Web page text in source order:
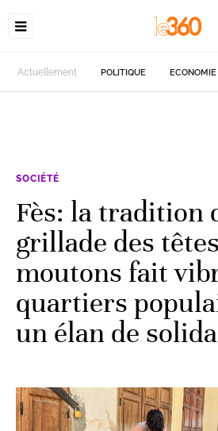
Actuellement POLITIQUE ECONOMIE
SOCIÉTÉ
Fès: la tradition
grillade des
moutons fait
quartiers
un élan de